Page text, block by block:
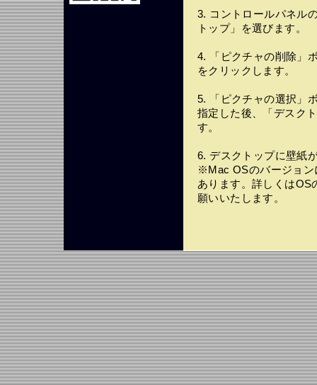
3. コントロールパネル
トップ」を選びます。
4. 「ピクチャの削除」
をクリックします。
5. 「ピクチャの選択」
指定した後、「デスク
す。
6. デスクトップに壁紙
※Mac OSのバージョン
あります。詳しくはOS
願いいたします。